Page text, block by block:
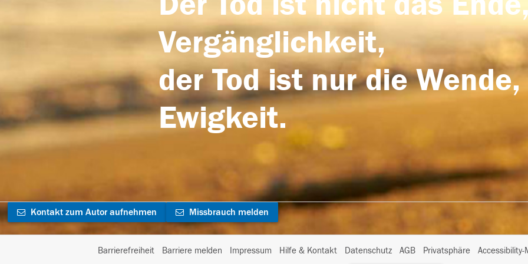
Vergänglichkeit,
der Tod ist nur die
Ewigkeit.
Kontakt zum Autor aufnehmen Missbrauch melden
Barrierefreiheit Barriere melden Impressum Hilfe & Kontakt Datenschutz AGB Privatsphäre
I